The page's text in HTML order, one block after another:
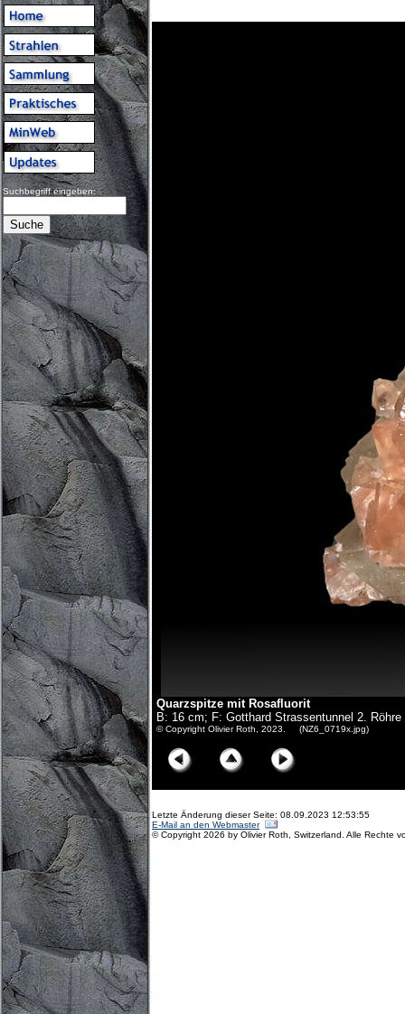
Suchbegriff eingeben:
Quarzspitze mit Rosafluorit
B: 16 cm; F: Gotthard Strassentunnel 2.
© Copyright Olivier Roth, 2023. (NZ6_0719x.jpg)
Letzte Änderung dieser Seite: 08.09.2023 12:53:55
E-Mail an den Webmaster
© Copyright 2026 by Olivier Roth, Switzerland. Alle Rechte